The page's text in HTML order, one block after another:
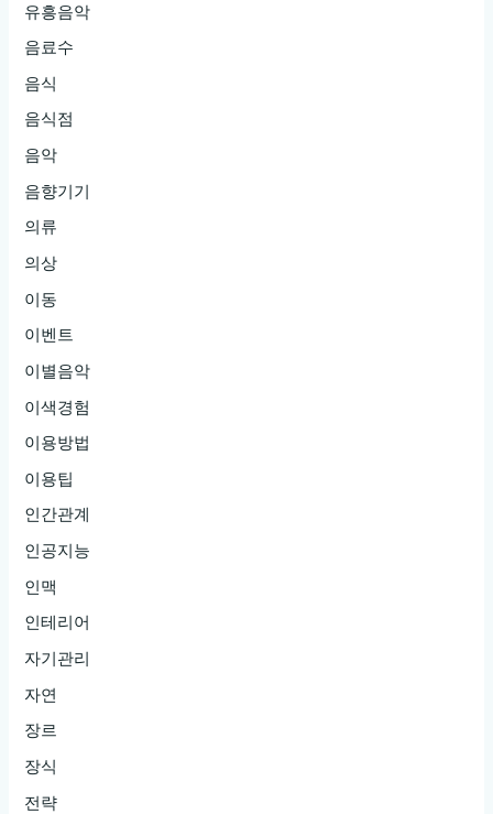
유흥음악
음료수
음식
음식점
음악
음향기기
의류
의상
이동
이벤트
이별음악
이색경험
이용방법
이용팁
인간관계
인공지능
인맥
인테리어
자기관리
자연
장르
장식
전략